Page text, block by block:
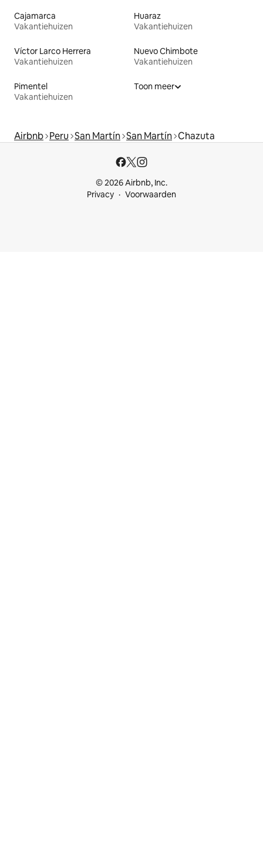
Cajamarca
Vakantiehuizen
Huaraz
Vakantiehuizen
Víctor Larco Herrera
Vakantiehuizen
Nuevo Chimbote
Vakantiehuizen
Pimentel
Vakantiehuizen
Toon meer
Airbnb Peru San Martín San Martín Chazuta
© 2026 Airbnb, Inc.
Privacy
Voorwaarden